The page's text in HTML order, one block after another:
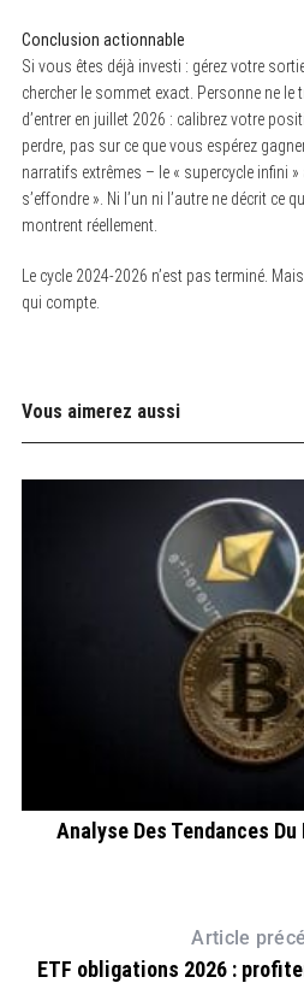
Conclusion actionnable
Si vous êtes déjà investi : gérez votre
chercher le sommet exact. Personne ne le
d’entrer en juillet 2026 : calibrez votre
perdre, pas sur ce que vous espérez
narratifs extrêmes – le « supercycle infini »
s’effondre ». Ni l’un ni l’autre ne décrit ce
montrent réellement.
Le cycle 2024-2026 n’est pas terminé.
qui compte.
Vous aimerez aussi
Analyse Des Tendances
Article
ETF obligations 2026 :